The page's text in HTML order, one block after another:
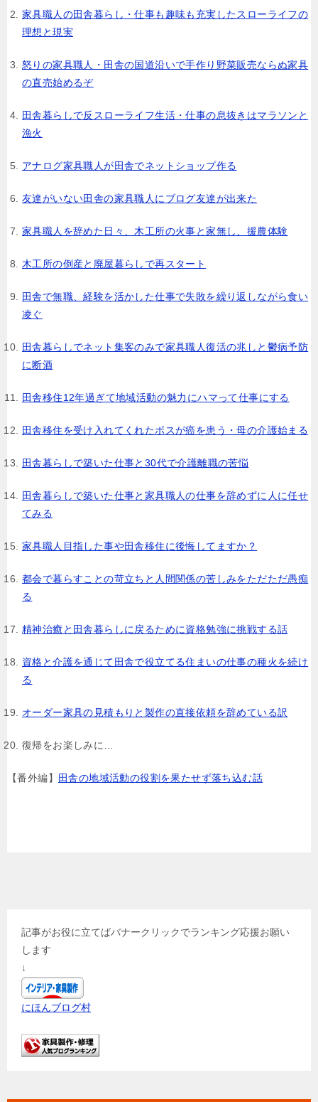
家具職人の田舎暮らし・仕事も趣味も充実したスローライフの
理想と現実
怒りの家具職人・田舎の国道沿いで手作り野菜販売ならぬ家具
の直売始めるぞ
田舎暮らしで反スローライフ生活・仕事の息抜きはマラソンと
漁火
アナログ家具職人が田舎でネットショップ作る
友達がいない田舎の家具職人にブログ友達が出来た
家具職人を辞めた日々、木工所の火事と家無し、援農体験
木工所の倒産と廃屋暮らしで再スタート
田舎で無職、経験を活かした仕事で失敗を繰り返しながら食い
凌ぐ
田舎暮らしでネット集客のみで家具職人復活の兆しと鬱病予防
に断酒
田舎移住12年過ぎて地域活動の魅力にハマって仕事にする
田舎移住を受け入れてくれたボスが癌を患う・母の介護始まる
田舎暮らしで築いた仕事と30代で介護離職の苦悩
田舎暮らしで築いた仕事と家具職人の仕事を辞めずに人に任せ
てみる
家具職人目指した事や田舎移住に後悔してますか？
都会で暮らすことの苛立ちと人間関係の苦しみをただただ愚痴
る
精神治癒と田舎暮らしに戻るために資格勉強に挑戦する話
資格と介護を通じて田舎で役立てる住まいの仕事の種火を続け
る
オーダー家具の見積もりと製作の直接依頼を辞めている訳
復帰をお楽しみに…
【番外編】 田舎の地域活動の役割を果たせず落ち込む話
記事がお役に立てばバナークリックでランキング応援お願い
します
↓
にほんブログ村